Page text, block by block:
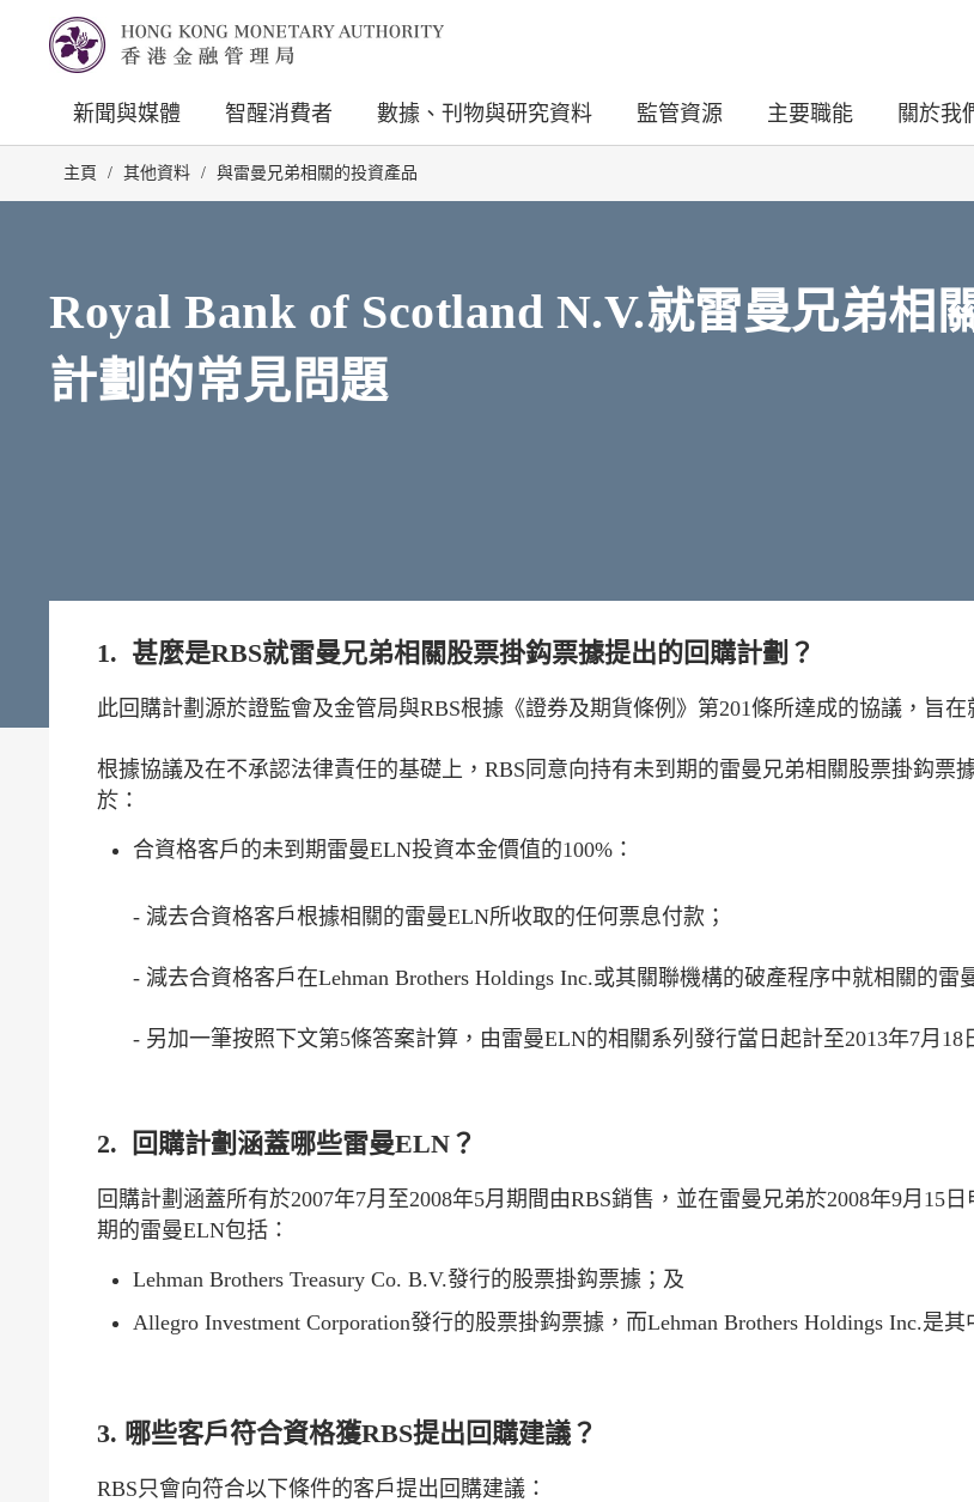
新聞與媒體 智醒消費者 數據、刊物與研究資料 監管資源 主要職能 關於我
主頁 / 其他資料 / 與雷曼兄弟相關的投資產品
Royal Bank of Scotland N.V.就雷曼兄弟相
計劃的常見問題
1. 甚麼是RBS就雷曼兄弟相關股票掛鈎票據提出的回購計劃？
此回購計劃源於證監會及金管局與RBS根據《證券及期貨條例》第201條所達成的協議，旨
根據協議及在不承認法律責任的基礎上，RBS同意向持有未到期的雷曼兄弟相關股票掛鈎票
於：
合資格客戶的未到期雷曼ELN投資本金價值的100%：
- 減去合資格客戶根據相關的雷曼ELN所收取的任何票息付款；
- 減去合資格客戶在Lehman Brothers Holdings Inc.或其關聯機構的破產程序中就相關的雷
- 另加一筆按照下文第5條答案計算，由雷曼ELN的相關系列發行當日起計至2013年7月18
2. 回購計劃涵蓋哪些雷曼ELN？
回購計劃涵蓋所有於2007年7月至2008年5月期間由RBS銷售，並在雷曼兄弟於2008年9月15
期的雷曼ELN包括：
Lehman Brothers Treasury Co. B.V.發行的股票掛鈎票據；及
Allegro Investment Corporation發行的股票掛鈎票據，而Lehman Brothers Holdings Inc.是其
3. 哪些客戶符合資格獲RBS提出回購建議？
RBS只會向符合以下條件的客戶提出回購建議：